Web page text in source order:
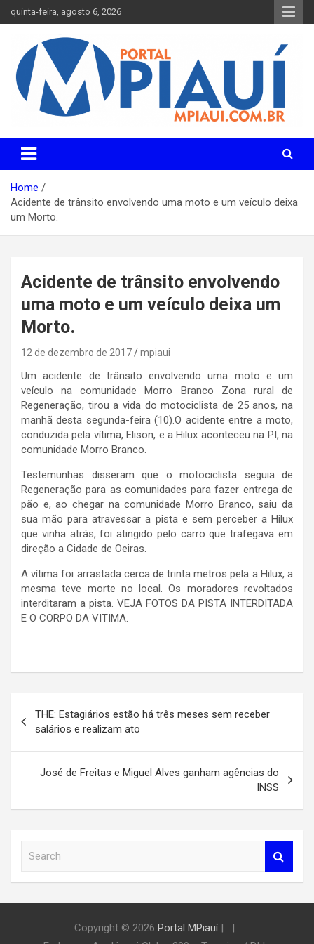
to
quinta-feira, agosto 6, 2026
Portal MPiauí
Parnaíba
Home
Acidente de trânsito envolvendo uma moto e um veículo deixa
um Morto.
Acidente de trânsito envolvendo
uma moto e um veículo deixa um
Morto.
12 de dezembro de 2017 mpiaui
Um acidente de trânsito envolvendo uma moto e um
veículo na comunidade Morro Branco Zona rural de
Regeneração, tirou a vida do motociclista de 25 anos, na
manhã desta segunda-feira (10).O acidente entre a moto,
conduzida pela vítima, Elison, e a Hilux aconteceu na PI, na
comunidade Morro Branco.
Testemunhas disseram que o motociclista seguia de
Regeneração para as comunidades para fazer entrega de
pão e, ao chegar na comunidade Morro Branco, saiu da
sua mão para atravessar a pista e sem perceber a Hilux
que vinha atrás, foi atingido pelo carro que trafegava em
direção a Cidade de Oeiras.
A vítima foi arrastada cerca de trinta metros pela a Hilux, a
mesma teve morte no local. Os moradores revoltados
interditaram a pista. VEJA FOTOS DA PISTA INTERDITADA
E O CORPO DA VITIMA.
de
Post
THE: Estagiários estão há três meses sem receber
salários e realizam ato
José de Freitas e Miguel Alves ganham agências do
INSS
c
Copyright © 2026 Portal MPiauí|